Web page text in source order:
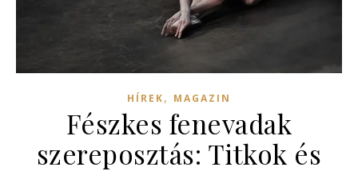
HÍREK, MAGAZIN
Fészkes fenevadak
szereposztás: Titkok és